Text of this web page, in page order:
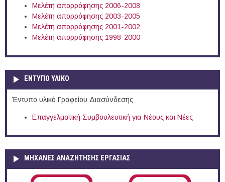
Μελέτη απορρόφησης 2006-2008
Μελέτη απορρόφησης 2003-2005
Μελέτη απορρόφησης 2001-2002
Μελέτη απορρόφησης 1998-2000
ΕΝΤΥΠΟ ΥΛΙΚΟ
Έντυπο υλικό Γραφείου Διασύνδεσης
Επαγγελματική Συμβουλευτική για Νέους και Νέες
ΜΗΧΑΝΕΣ ΑΝΑΖΗΤΗΣΗΣ ΕΡΓΑΣΙΑΣ